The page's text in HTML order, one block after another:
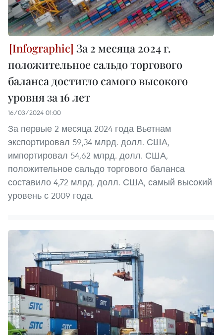
За 2 месяца 2024 г.
положительное сальдо торгового
баланса достигло самого высокого
уровня за 16 лет
16/03/2024 01:00
За первые 2 месяца 2024 года Вьетнам
экспортировал 59,34 млрд. долл. США,
импортировал 54,62 млрд. долл. США,
положительное сальдо торгового баланса
составило 4,72 млрд. долл. США, самый высокий
уровень с 2009 года.